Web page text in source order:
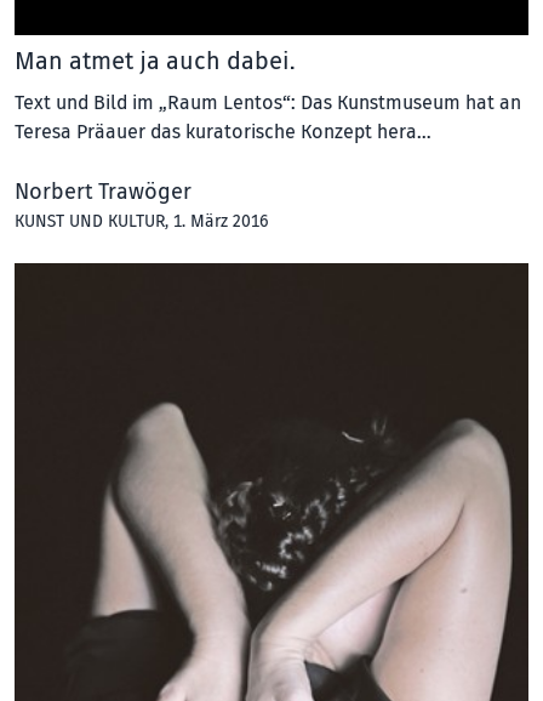
Man atmet ja auch dabei.
Text und Bild im „Raum Lentos“: Das Kunstmuseum hat an
Teresa Präauer das kuratorische Konzept hera…
Norbert Trawöger
KUNST UND KULTUR, 1. März 2016